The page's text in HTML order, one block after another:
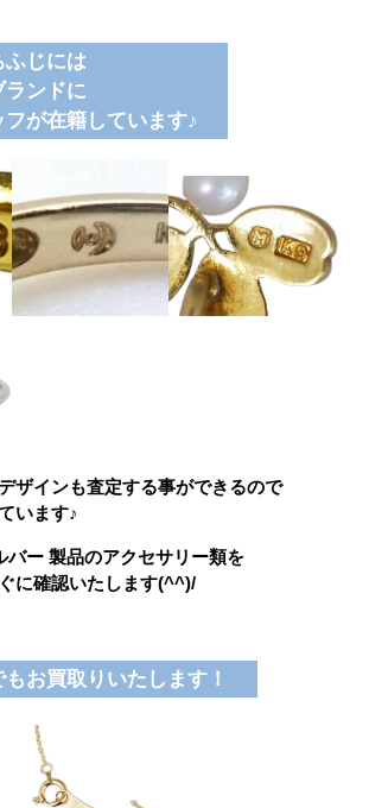
ふじには
ランドに
が在籍しています♪
ザインも査定する事ができるので
います♪
バー 製品のアクセサリー類を
に確認いたします(^^)/
お買取りいたします！